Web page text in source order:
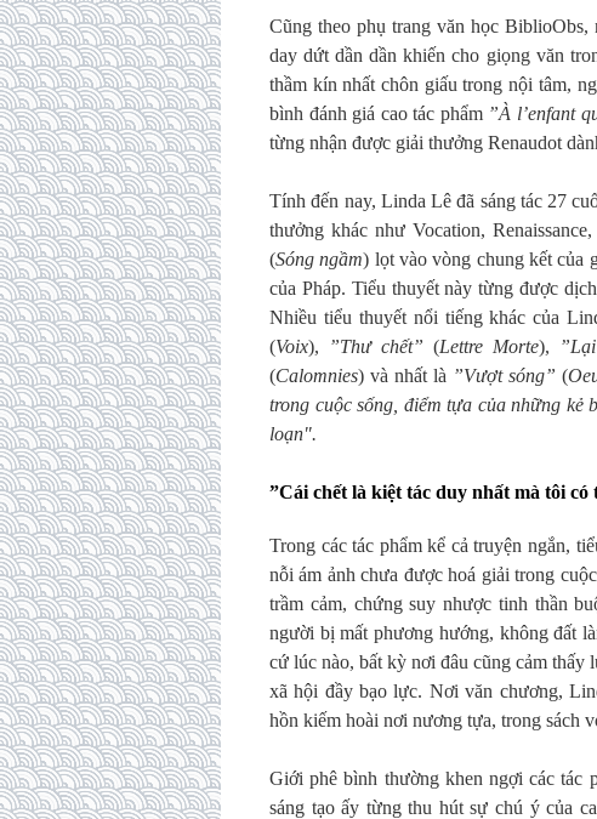
Cũng theo phụ trang văn học
day dứt dần dần khiến cho giọng văn
thầm kín nhất chôn giấu trong nội tâm,
bình đánh giá cao tác phẩm ”À l’enfant
từng nhận được giải thưởng Renaudot
Tính đến nay, Linda Lê đã sáng tác 27
thưởng khác như Vocation,
(Sóng ngầm) lọt vào vòng chung kết của
của Pháp. Tiểu thuyết này từng được
Nhiều tiểu thuyết nổi tiếng khác của
(Voix), ”Thư chết” (Lettre Morte),
(Calomnies) và nhất là ”Vượt sóng” (
trong cuộc sống, điểm tựa của những kẻ
loạn".
”Cái chết là kiệt tác duy nhất mà tôi có
Trong các tác phẩm kể cả truyện ngắn,
nỗi ám ảnh chưa được hoá giải trong
trầm cảm, chứng suy nhược tinh thần
người bị mất phương hướng, không đất
cứ lúc nào, bất kỳ nơi đâu cũng cảm
xã hội đầy bạo lực. Nơi văn chương,
hồn kiếm hoài nơi nương tựa, trong sách
Giới phê bình thường khen ngợi các tác
sáng tạo ấy từng thu hút sự chú ý của